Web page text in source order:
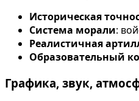
Историческая
Система морали:
Реалистичная
Образовательный
Графика, звук,